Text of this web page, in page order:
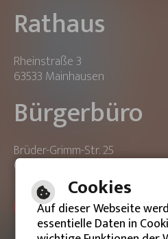
Rathaus
Rheinstraße 3
63533 Mainhausen
Bürgerbüro
Brüder-Grimm-Str. 25
63533 Mainhausen
ONLINE-TERMIN
Cookies
Auf dieser Webseite
essentielle Daten in